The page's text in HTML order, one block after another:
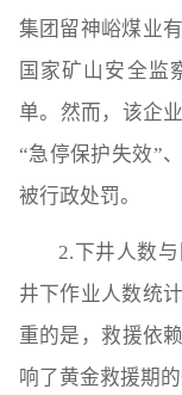
集团留神峪煤业
国家矿山安全监
单‌。然而，该企
“急停保护失效”
被行政处罚。
2.下井人数
井下作业人数统
重的是，‌救援依
响了黄金救援期的